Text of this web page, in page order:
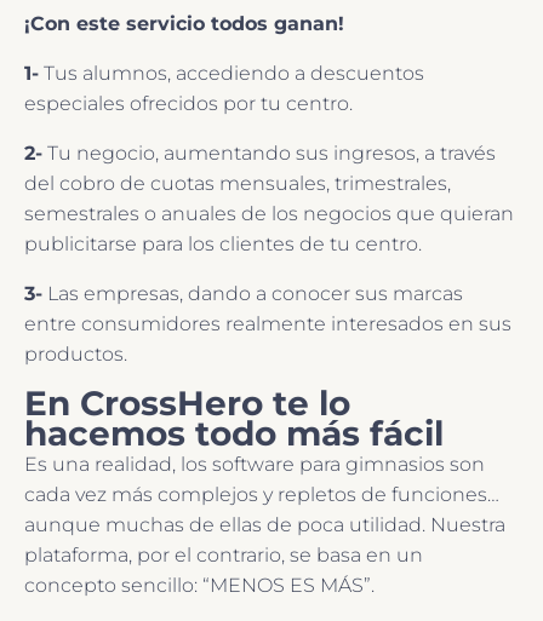
¡Con este servicio todos ganan!
1- Tus alumnos, accediendo a descuentos
especiales ofrecidos por tu centro.
2- Tu negocio, aumentando sus ingresos, a través
del cobro de cuotas mensuales, trimestrales,
semestrales o anuales de los negocios que quieran
publicitarse para los clientes de tu centro.
3- Las empresas, dando a conocer sus marcas
entre consumidores realmente interesados en sus
productos.
En CrossHero te lo
hacemos todo más fácil
Es una realidad, los software para gimnasios son
cada vez más complejos y repletos de funciones…
aunque muchas de ellas de poca utilidad. Nuestra
plataforma, por el contrario, se basa en un
concepto sencillo: “MENOS ES MÁS”.